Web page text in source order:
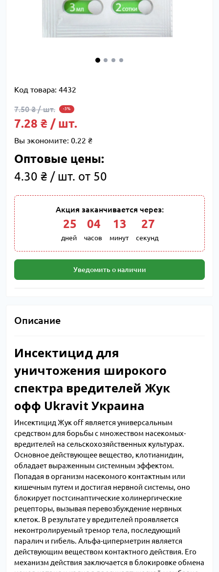
Код товара: 4432
7.50 ₴ / шт. -3%
7.28 ₴ / шт.
Вы экономите: 0.22 ₴
Оптовые цены:
4.30 ₴ / шт. от 50
Акция заканчивается через:
25
дней
04
часов
13
минут
26
секунд
Уведомить о наличии
Описание
Инсектицид для
уничтожения широкого
спектра вредителей Жук
офф Ukravit Украина
Инсектицид Жук off является универсальным
средством для борьбы с множеством насекомых-
вредителей на сельскохозяйственных культурах.
Основное действующее вещество, клотианидин,
обладает выраженным системным эффектом.
Попадая в организм насекомого контактным или
кишечным путем и достигая нервной системы, оно
блокирует постсинаптические холинергические
рецепторы, вызывая перевозбуждение нервных
клеток. В результате у вредителей проявляется
неконтролируемый тремор тела, последующий
паралич и гибель. Альфа-циперметрин является
действующим веществом контактного действия. Его
механизм действия заключается в блокировке обмена